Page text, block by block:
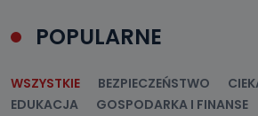
POPULARNE
WSZYSTKIE BEZPIECZEŃSTWO
EDUKACJA
GOSPODARKA I FINANSE